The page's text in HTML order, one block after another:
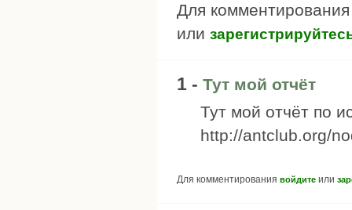
Для
или
1 - Тут мой отчёт
Тут мой отчёт по
http://antclub.org/
Для комментирования войдите или